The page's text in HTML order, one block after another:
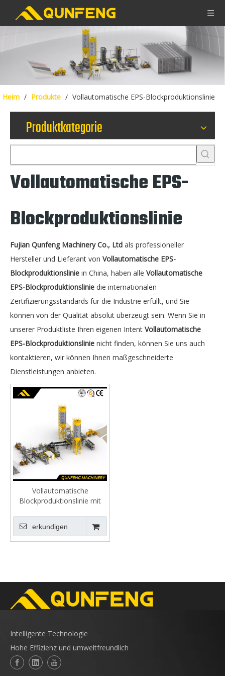
Heim / Produkte / Vollautomatische EPS-Blockproduktionslinie
Produktkategorie
Vollautomatische EPS-
Blockproduktionslinie
Fujian Qunfeng Machinery Co., Ltd als professioneller
Hersteller und Lieferant von Vollautomatische EPS-
Blockproduktionslinie in China, haben alle Vollautomatische
EPS-Blockproduktionslinie die internationalen
Zertifizierungsstandards für die Industrie erfüllt, und Sie
können von der Qualität absolut überzeugt sein. Wenn Sie in
unserer Produktliste Ihren eigenen Intent Vollautomatische
EPS-Blockproduktionslinie nicht finden, können Sie uns auch
kontaktieren, wir können Ihnen maßgeschneiderte
Dienstleistungen anbieten.
Vollautomatische
Blockproduktionslinie mit
erkundigen
Intelligente Technologie
Hohe Effizienz und umweltfreundlich